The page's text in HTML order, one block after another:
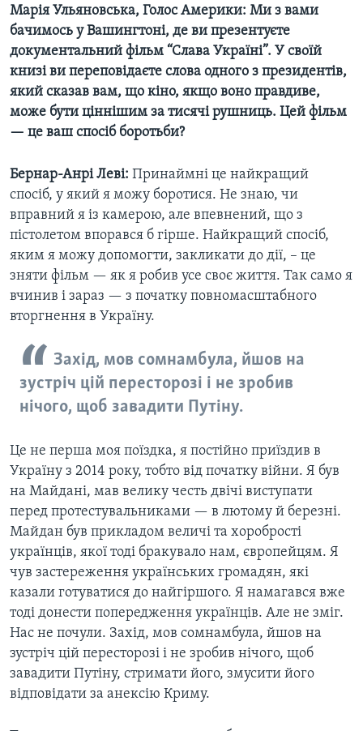
Марія Ульяновська, Голос Америки: Ми з вами
бачимось у Вашингтоні, де ви презентуєте
документальний фільм “Слава Україні”. У своїй
книзі ви переповідаєте слова одного з президентів,
який сказав вам, що кіно, якщо воно правдиве,
може бути ціннішим за тисячі рушниць. Цей фільм
— це ваш спосіб боротьби?
Бернар-Анрі Леві: Принаймні це найкращий
спосіб, у який я можу боротися. Не знаю, чи
вправний я із камерою, але впевнений, що з
пістолетом впорався б гірше. Найкращий спосіб,
яким я можу допомогти, закликати до дії, – це
зняти фільм — як я робив усе своє життя. Так само я
вчинив і зараз — з початку повномасштабного
вторгнення в Україну.
Захід, мов сомнамбула, йшов на
зустріч цій пересторозі і не зробив
нічого, щоб завадити Путіну.
Це не перша моя поїздка, я постійно приїздив в
Україну з 2014 року, тобто від початку війни. Я був
на Майдані, мав велику честь двічі виступати
перед протестувальниками — в лютому й березні.
Майдан був прикладом величі та хоробрості
українців, якої тоді бракувало нам, європейцям. Я
чув застереження українських громадян, які
казали готуватися до найгіршого. Я намагався вже
тоді донести попередження українців. Але не зміг.
Нас не почули. Захід, мов сомнамбула, йшов на
зустріч цій пересторозі і не зробив нічого, щоб
завадити Путіну, стримати його, змусити його
відповідати за анексію Криму.